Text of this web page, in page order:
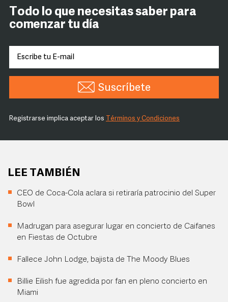
Todo lo que necesitas saber para
comenzar tu día
Suscríbete
Registrarse implica aceptar los Términos y Condiciones
LEE TAMBIÉN
CEO de Coca-Cola aclara si retiraría patrocinio del Super
Bowl
Madrugan para asegurar lugar en concierto de Caifanes
en Fiestas de Octubre
Fallece John Lodge, bajista de The Moody Blues
Billie Eilish fue agredida por fan en pleno concierto en
Miami